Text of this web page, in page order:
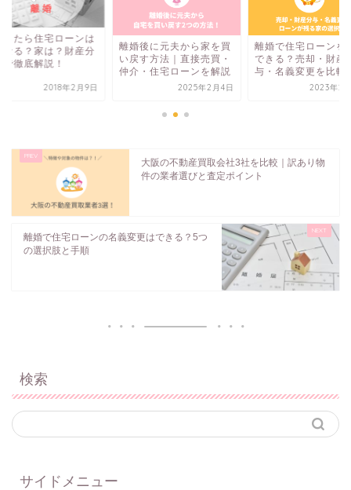
したら住宅ローンは
なる？家は？財産分
で徹底解説！
2018年2月9日
離婚後に元夫から家を買
い戻す方法｜直接売買・
仲介・住宅ローンを解説
2025年2月4日
離婚で住宅ローンを
できる？売却・財産
与・名義変更を比較
2023年2
大阪の不動産買取会社3社を比較｜訳あり物
件の業者選びと査定ポイント
離婚で住宅ローンの名義変更はできる？5つ
の選択肢と手順
検索
サイドメニュー